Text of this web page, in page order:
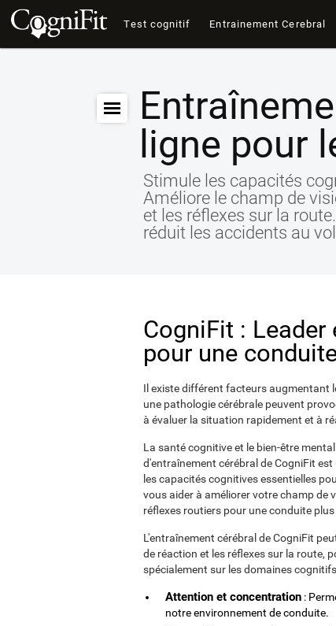
Test cognitif Entrainement Cerebral
ligne pour
Stimule les capacités
Améliore le champ de
et les réflexes sur la
réduit les accidents au
CogniFit : Leader
pour une
Il existe différent facteurs augmentant
une pathologie cérébrale peuvent
à évaluer la situation rapidement et à
La santé cognitive et le bien-être
d'entraînement cérébral de CogniFit
les capacités cognitives essentielles
vous aider à améliorer votre champ de
réflexes routiers pour une conduite
L'entraînement cérébral de CogniFit
de réaction et les réflexes sur la route,
spécialement sur les domaines
Attention et concentration :
notre environnement de conduite.